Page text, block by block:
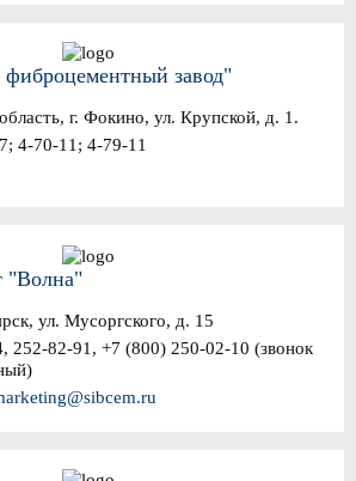
завод"
г. Фокино, ул. Крупской, д. 1.
4-70-11; 4-79-11
"Волна"
ул. Мусоргского, д. 15
252-82-91, +7 (800) 250-02-10 (звонок